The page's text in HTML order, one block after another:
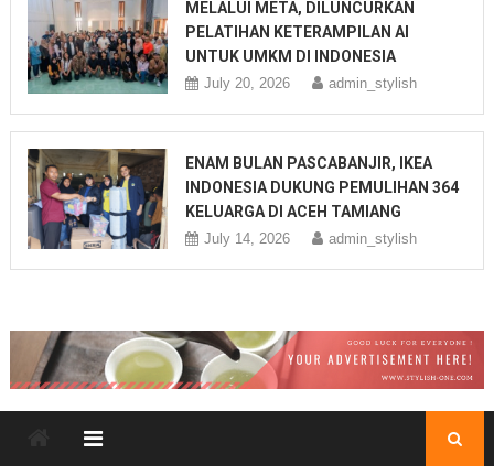
MELALUI META, DILUNCURKAN
PELATIHAN KETERAMPILAN AI
UNTUK UMKM DI INDONESIA
July 20, 2026 admin_stylish
ENAM BULAN PASCABANJIR, IKEA
INDONESIA DUKUNG PEMULIHAN 364
KELUARGA DI ACEH TAMIANG
July 14, 2026 admin_stylish